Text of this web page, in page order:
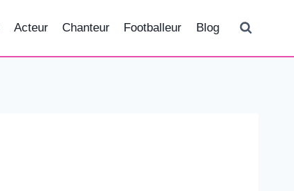
Acteur Chanteur Footballeur Blog